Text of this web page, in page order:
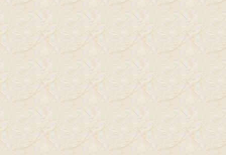
אין ספק שלא צריך לשלוח ילד בן חמש לחצות כביד לבד אבל
כשאנחנו צופים מרחוק יעיל ביותר לביטחון שלו, מרחיב את
הסקרנות שלו לגלות דברים ומפתח
לילדים צריך שיהיה שטח התנסות חופשית שיוכלו לבחון את
אפרופו נשימה עמוקה הנה השלבים :
שלב ראשון: קחו אוויר לתוך הריאות בספירה על ארבע